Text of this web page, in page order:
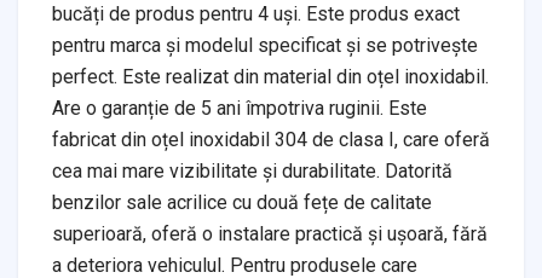
bucăți de produs pentru 4 uși. Este produs exact
pentru marca și modelul specificat și se potrivește
perfect. Este realizat din material din oțel inoxidabil.
Are o garanție de 5 ani împotriva ruginii. Este
fabricat din oțel inoxidabil 304 de clasa I, care oferă
cea mai mare vizibilitate și durabilitate. Datorită
benzilor sale acrilice cu două fețe de calitate
superioară, oferă o instalare practică și ușoară, fără
a deteriora vehiculul. Pentru produsele care